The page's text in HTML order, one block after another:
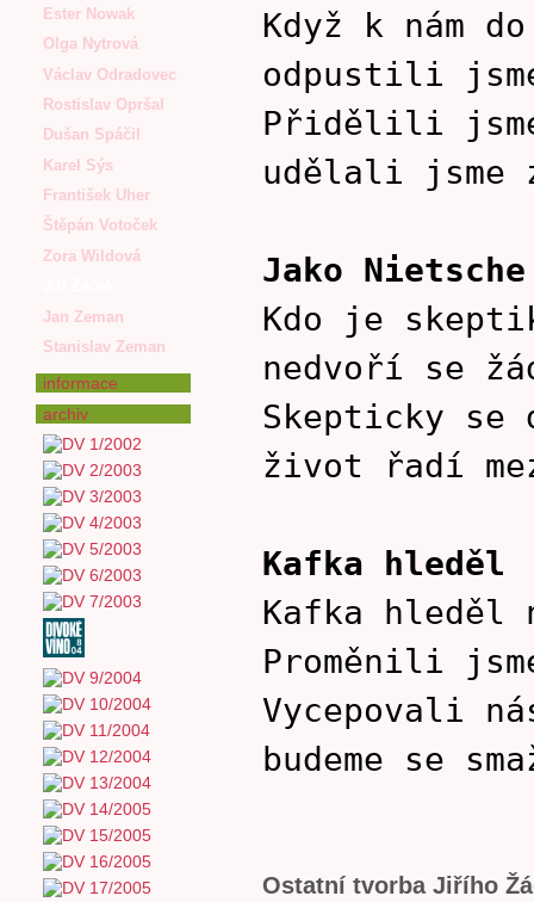
Ester Nowak
Olga Nytrová
Václav Odradovec
Rostislav Opršal
Dušan Spáčil
Karel Sýs
František Uher
Štěpán Votoček
Zora Wildová
Jan Zeman
Stanislav Zeman
informace
archiv
Když k nám
odpustili
Přidělili
udělali jsme
Jako Nietsche
Kdo je
nedvoří se
Skepticky
život řadí
Kafka hleděl
Kafka hleděl
Proměnili
Vycepovali
budeme se
Ostatní tvorba Jiřího